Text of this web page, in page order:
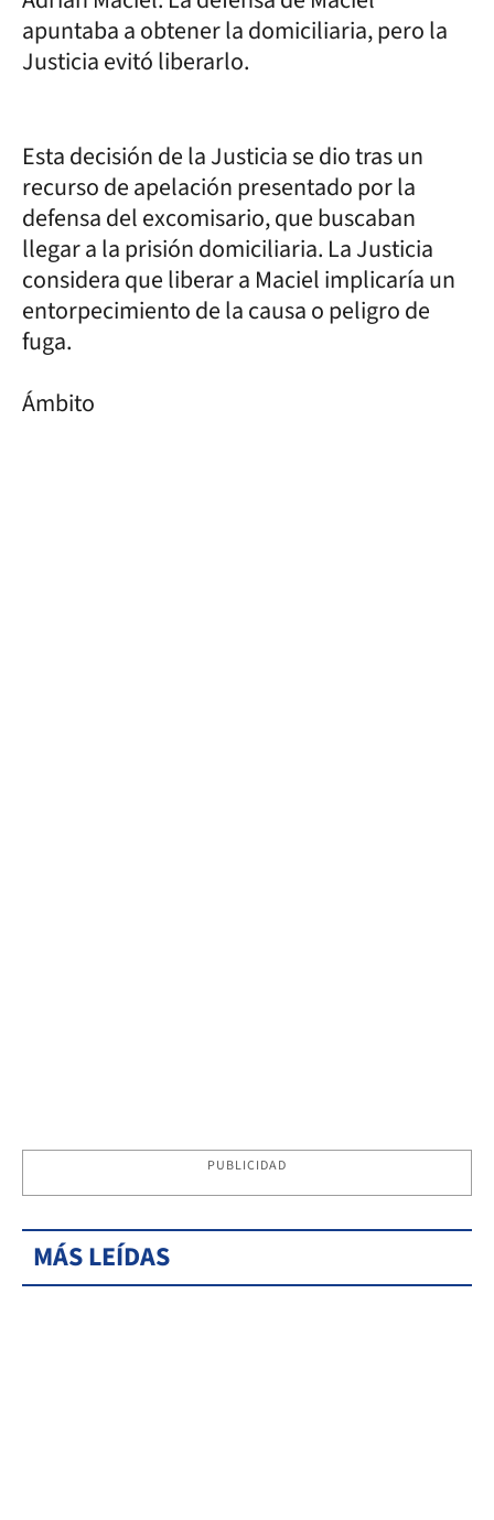
apuntaba a obtener la domiciliaria, pero la
Justicia evitó liberarlo.
Esta decisión de la Justicia se dio tras un
recurso de apelación presentado por la
defensa del excomisario, que buscaban
llegar a la prisión domiciliaria. La Justicia
considera que liberar a Maciel implicaría un
entorpecimiento de la causa o peligro de
fuga.
Ámbito
PUBLICIDAD
MÁS LEÍDAS